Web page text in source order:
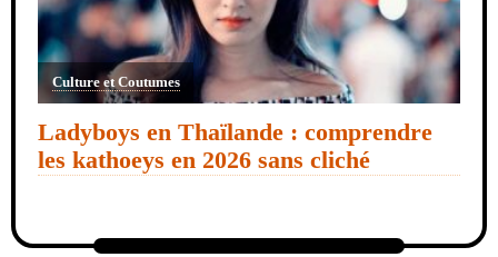
Culture et Coutumes
Ladyboys en Thaïlande : comprendre
les kathoeys en 2026 sans cliché